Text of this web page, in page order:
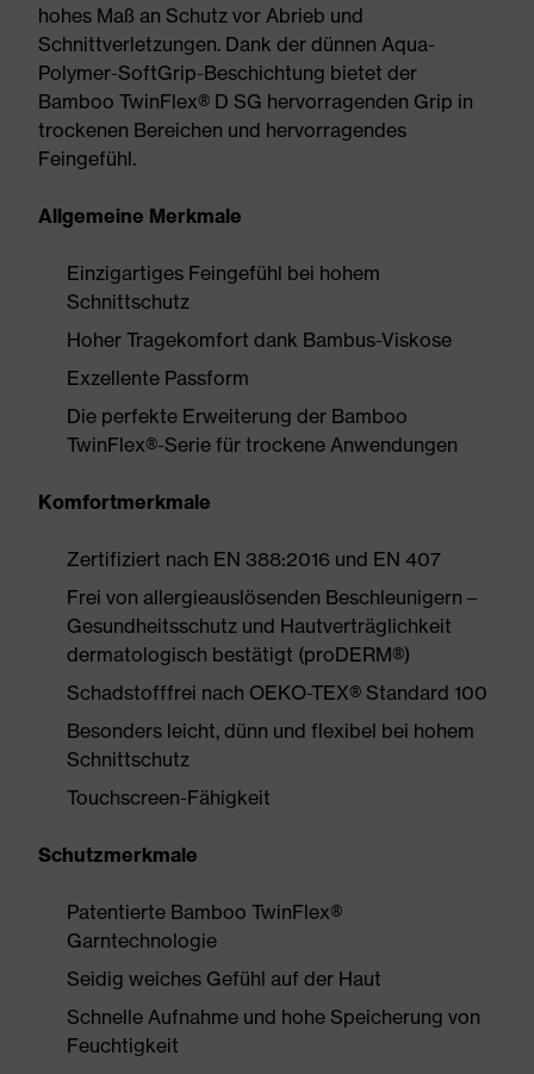
hohes Maß an Schutz vor Abrieb und
Schnittverletzungen. Dank der dünnen Aqua-
Polymer-SoftGrip-Beschichtung bietet der
Bamboo TwinFlex® D SG hervorragenden Grip in
trockenen Bereichen und hervorragendes
Feingefühl.
Allgemeine Merkmale
Einzigartiges Feingefühl bei hohem
Schnittschutz
Hoher Tragekomfort dank Bambus-Viskose
Exzellente Passform
Die perfekte Erweiterung der Bamboo
TwinFlex®-Serie für trockene Anwendungen
Komfortmerkmale
Zertifiziert nach EN 388:2016 und EN 407
Frei von allergieauslösenden Beschleunigern –
Gesundheitsschutz und Hautverträglichkeit
dermatologisch bestätigt (proDERM®)
Schadstofffrei nach OEKO-TEX® Standard 100
Besonders leicht, dünn und flexibel bei hohem
Schnittschutz
Touchscreen-Fähigkeit
Schutzmerkmale
Patentierte Bamboo TwinFlex®
Garntechnologie
Seidig weiches Gefühl auf der Haut
Schnelle Aufnahme und hohe Speicherung von
Feuchtigkeit